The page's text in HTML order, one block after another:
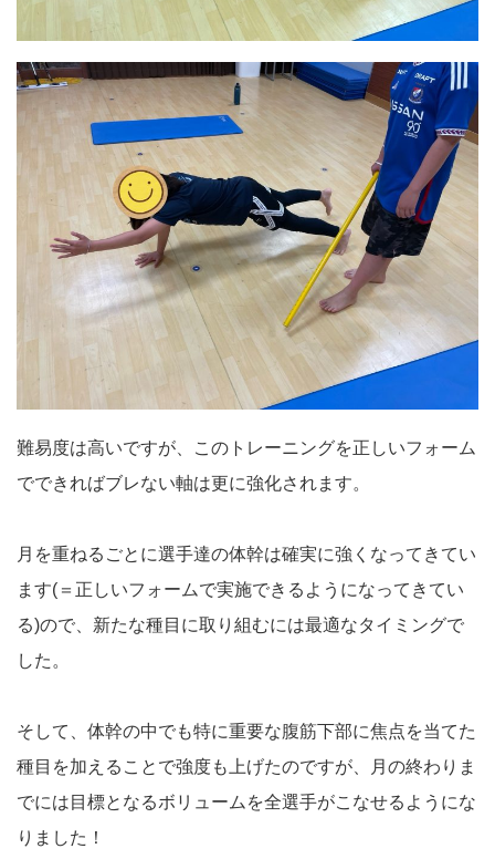
難易度は高いですが、このトレーニングを正しいフォーム
でできればブレない軸は更に強化されます。
月を重ねるごとに選手達の体幹は確実に強くなってきてい
ます(＝正しいフォームで実施できるようになってきてい
る)ので、新たな種目に取り組むには最適なタイミングで
した。
そして、体幹の中でも特に重要な腹筋下部に焦点を当てた
種目を加えることで強度も上げたのですが、月の終わりま
でには目標となるボリュームを全選手がこなせるようにな
りました！